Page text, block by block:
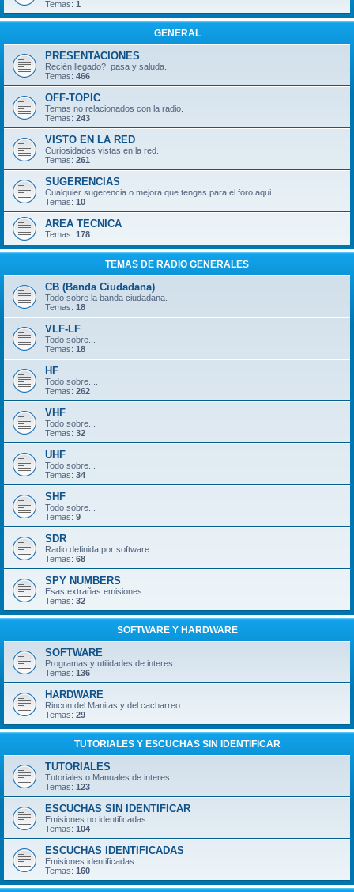
Temas: 1
GENERAL
PRESENTACIONES
Recién llegado?, pasa y saluda.
Temas: 466
OFF-TOPIC
Temas no relacionados con la radio.
Temas: 243
VISTO EN LA RED
Curiosidades vistas en la red.
Temas: 261
SUGERENCIAS
Cualquier sugerencia o mejora que tengas para el foro aqui.
Temas: 10
AREA TECNICA
Temas: 178
TEMAS DE RADIO GENERALES
CB (Banda Ciudadana)
Todo sobre la banda ciudadana.
Temas: 18
VLF-LF
Todo sobre...
Temas: 18
HF
Todo sobre....
Temas: 262
VHF
Todo sobre...
Temas: 32
UHF
Todo sobre...
Temas: 34
SHF
Todo sobre...
Temas: 9
SDR
Radio definida por software.
Temas: 68
SPY NUMBERS
Esas extrañas emisiones...
Temas: 32
SOFTWARE Y HARDWARE
SOFTWARE
Programas y utilidades de interes.
Temas: 136
HARDWARE
Rincon del Manitas y del cacharreo.
Temas: 29
TUTORIALES Y ESCUCHAS SIN IDENTIFICAR
TUTORIALES
Tutoriales o Manuales de interes.
Temas: 123
ESCUCHAS SIN IDENTIFICAR
Emisiones no identificadas.
Temas: 104
ESCUCHAS IDENTIFICADAS
Emisiones identificadas.
Temas: 160